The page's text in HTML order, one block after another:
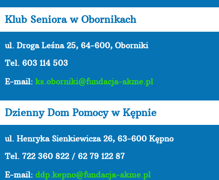
Klub Seniora w Obornikach
ul. Droga Leśna 25, 64-600, Oborniki
Tel. 603 114 503
E-mail: ks.oborniki@fundacja-akme.pl
Dzienny Dom Pomocy w Kępnie
ul. Henryka Sienkiewicza 26, 63-600 Kępno
Tel. 722 360 822 / 62 79 122 87
E-mail: ddp.kepno@fundacja-akme.pl